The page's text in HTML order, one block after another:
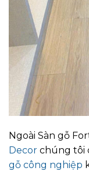
Ngoài Sàn gỗ
Decor chúng tôi
gỗ công nghiệp